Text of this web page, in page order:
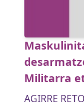
Militarra
AGIRRE